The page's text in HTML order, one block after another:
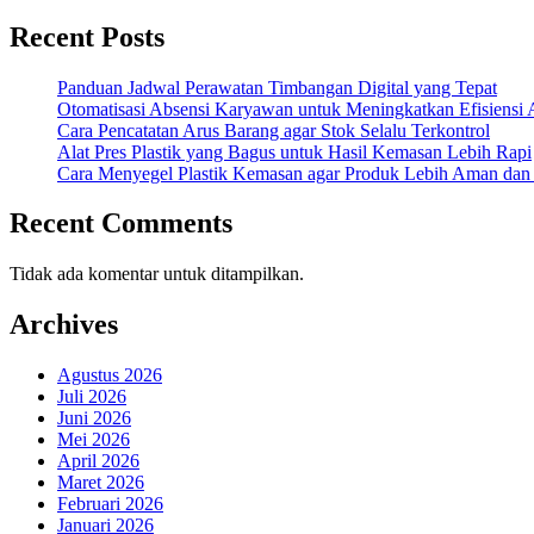
Recent Posts
Panduan Jadwal Perawatan Timbangan Digital yang Tepat
Otomatisasi Absensi Karyawan untuk Meningkatkan Efisiensi
Cara Pencatatan Arus Barang agar Stok Selalu Terkontrol
Alat Pres Plastik yang Bagus untuk Hasil Kemasan Lebih Rapi
Cara Menyegel Plastik Kemasan agar Produk Lebih Aman dan
Recent Comments
Tidak ada komentar untuk ditampilkan.
Archives
Agustus 2026
Juli 2026
Juni 2026
Mei 2026
April 2026
Maret 2026
Februari 2026
Januari 2026